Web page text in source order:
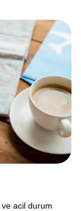
ve acil durum